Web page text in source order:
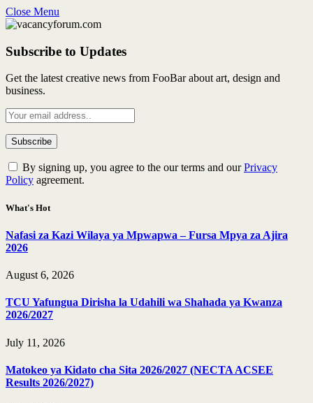
Close Menu
Subscribe to Updates
Get the latest creative news from FooBar about art, design and
business.
By signing up, you agree to the our terms and ourPrivacy
Policy agreement.
What's Hot
Nafasi za Kazi Wilaya ya Mpwapwa – Fursa Mpya za Ajira
2026
August 6, 2026
TCU Yafungua Dirisha la Udahili wa Shahada ya Kwanza
2026/2027
July 11, 2026
Matokeo ya Kidato cha Sita 2026/2027 (NECTA ACSEE
Results 2026/2027)